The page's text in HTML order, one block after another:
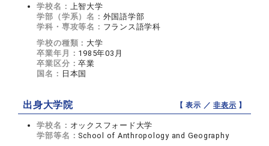
学校名：
上智大学
学部（学系）名： 外国語学部
学科・専攻等名： フランス語学科
学校の種類： 大学
卒業年月： 1985年03月
卒業区分：卒業
国名： 日本国
出身大学院 【 表示 ／非表示 】
学校名： オックスフォード大学
学部等名： School of Anthropology and Geography